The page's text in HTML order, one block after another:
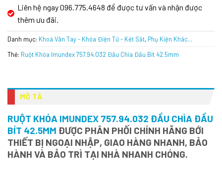
Liên hệ ngay 096.775.4648 để được tư vấn và nhận được
thêm ưu đãi.
Danh mục: Khoá Vân Tay - Khóa Điện Tử - Két Sắt, Phụ Kiện Khác...
Thẻ: Ruột Khóa Imundex 757.94.032 Đầu Chìa Đầu Bít 42.5mm
MÔ TẢ
RUỘT KHÓA IMUNDEX 757.94.032 ĐẦU CHÌA ĐẦU
BÍT 42.5MM ĐƯỢC PHÂN PHỐI CHÍNH HÃNG BỚI
THIẾT BỊ NGOẠI NHẬP, GIAO HÀNG NHANH, BẢO
HÀNH VÀ BẢO TRÌ TẠI NHÀ NHANH CHÓNG.